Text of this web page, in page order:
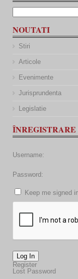
NOUTATI
Stiri
Articole
Evenimente
Jurisprundenta
Legislatie
Username:
Password:
Keep me signed
Log In
Register
Lost Password